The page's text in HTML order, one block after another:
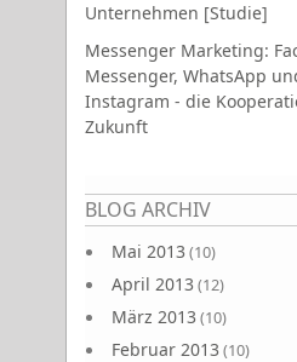
Unternehmen [Studie]
Messenger Marketing:
Messenger, WhatsApp
Instagram - die
Zukunft
BLOG ARCHIV
Mai 2013 (10)
April 2013 (12)
März 2013 (10)
Februar 2013 (10)
Seiten